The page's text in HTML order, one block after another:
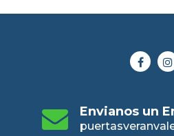
Envianos un